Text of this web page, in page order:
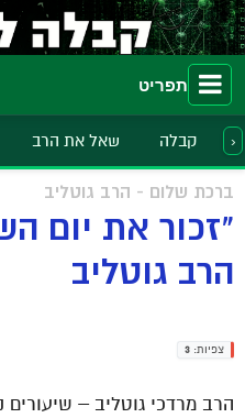
תפריט
קבלה שאל את הרב ›
ברכת שלום - הרב גוטליב
"זכור את יום
הרב גוטליב
צפיות: 3
הרב מרדכי גוטליב – שיעורים